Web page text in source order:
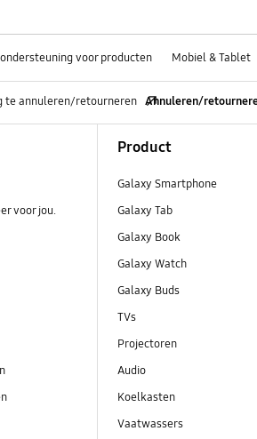
voor producten Mobiel & Tablet
te annuleren/retourneren Annuleren/
voor jou.
Product
Galaxy Smartphone
Galaxy Tab
Galaxy Book
Galaxy Watch
Galaxy Buds
TVs
Projectoren
Audio
Koelkasten
Vaatwassers